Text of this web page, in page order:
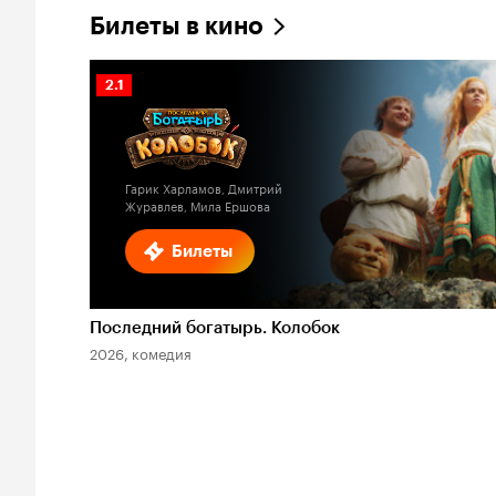
Билеты в кино
Билеты
Рейтинг
Кинопоиска
2.1
Гарик Харламов, Дмитрий
Журавлев, Мила Ершова
Последний богатырь. Колобок
2026, комедия